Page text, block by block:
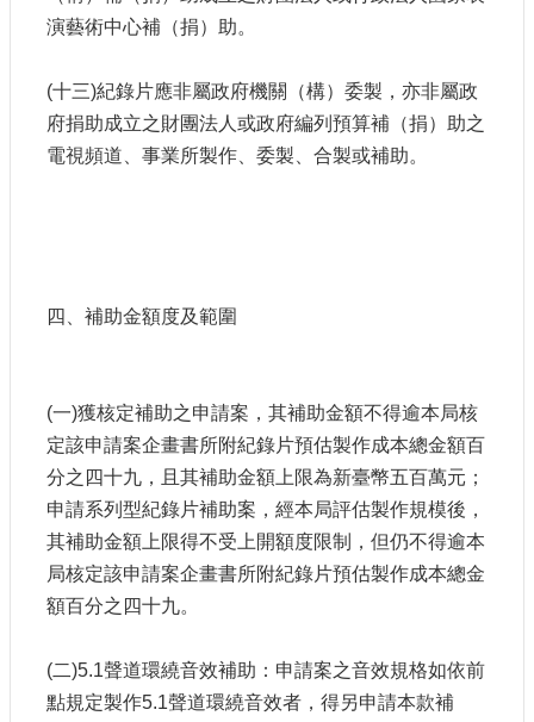
演藝術中心補（捐）助。
(十三)紀錄片應非屬政府機關（構）委製，亦非屬政
府捐助成立之財團法人或政府編列預算補（捐）助之
電視頻道、事業所製作、委製、合製或補助。
四、補助金額度及範圍
(一)獲核定補助之申請案，其補助金額不得逾本局核
定該申請案企畫書所附紀錄片預估製作成本總金額百
分之四十九，且其補助金額上限為新臺幣五百萬元；
申請系列型紀錄片補助案，經本局評估製作規模後，
其補助金額上限得不受上開額度限制，但仍不得逾本
局核定該申請案企畫書所附紀錄片預估製作成本總金
額百分之四十九。
(二)5.1聲道環繞音效補助：申請案之音效規格如依前
點規定製作5.1聲道環繞音效者，得另申請本款補